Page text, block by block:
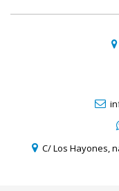
C/ Los Hayones,